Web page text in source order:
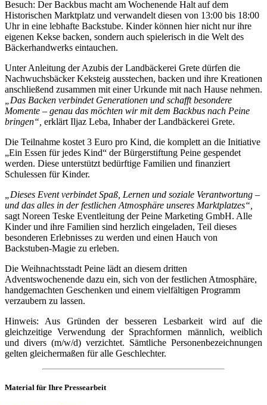
Besuch: Der Backbus macht am Wochenende Halt auf dem
Historischen Marktplatz und verwandelt diesen von 13:00 bis 18:00
Uhr in eine lebhafte Backstube. Kinder können hier nicht nur ihre
eigenen Kekse backen, sondern auch spielerisch in die Welt des
Bäckerhandwerks eintauchen.
Unter Anleitung der Azubis der Landbäckerei Grete dürfen die
Nachwuchsbäcker Keksteig ausstechen, backen und ihre Kreationen
anschließend zusammen mit einer Urkunde mit nach Hause nehmen.
„Das Backen verbindet Generationen und schafft besondere
Momente – genau das möchten wir mit dem Backbus nach Peine
bringen“, erklärt Iljaz Leba, Inhaber der Landbäckerei Grete.
Die Teilnahme kostet 3 Euro pro Kind, die komplett an die Initiative
„Ein Essen für jedes Kind“ der Bürgerstiftung Peine gespendet
werden. Diese unterstützt bedürftige Familien und finanziert
Schulessen für Kinder.
„Dieses Event verbindet Spaß, Lernen und soziale Verantwortung –
und das alles in der festlichen Atmosphäre unseres Marktplatzes“,
sagt Noreen Teske Eventleitung der Peine Marketing GmbH. Alle
Kinder und ihre Familien sind herzlich eingeladen, Teil dieses
besonderen Erlebnisses zu werden und einen Hauch von
Backstuben-Magie zu erleben.
Die Weihnachtsstadt Peine lädt an diesem dritten
Adventswochenende dazu ein, sich von der festlichen Atmosphäre,
handgemachten Geschenken und einem vielfältigen Programm
verzaubern zu lassen.
Hinweis: Aus Gründen der besseren Lesbarkeit wird auf die
gleichzeitige Verwendung der Sprachformen männlich, weiblich
und divers (m/w/d) verzichtet. Sämtliche Personenbezeichnungen
gelten gleichermaßen für alle Geschlechter.
Material für Ihre Pressearbeit